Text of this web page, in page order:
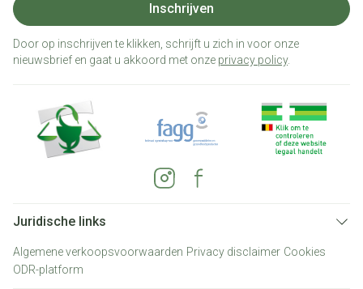
Inschrijven
Door op inschrijven te klikken, schrijft u zich in voor onze
nieuwsbrief en gaat u akkoord met onze privacy policy.
Juridische links
Algemene verkoopsvoorwaarden Privacy disclaimer Cookies
ODR-platform